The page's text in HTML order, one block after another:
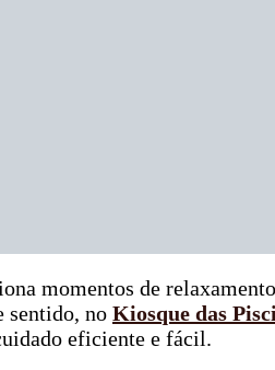
momentos de
sentido, no Kiosque das
eficiente e fácil.